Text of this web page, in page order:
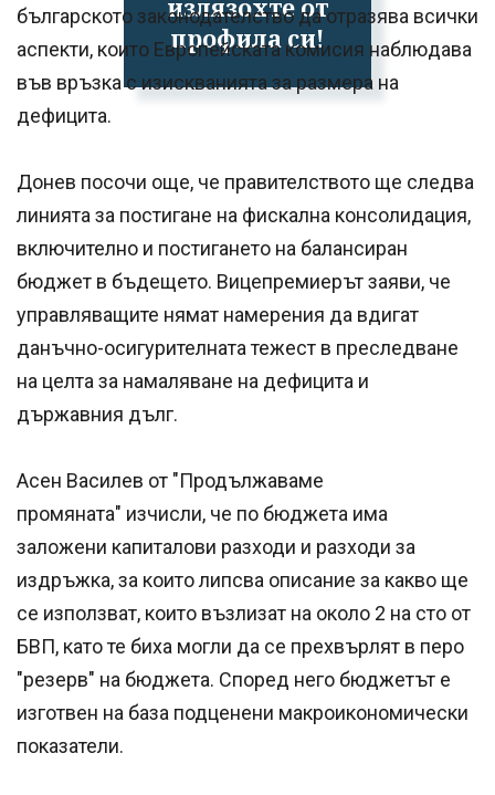
излязохте от
профила си!
българското законодателство да отразява всички
аспекти, които Европейската комисия наблюдава
във връзка с изискванията за размера на
дефицита.
Донев посочи още, че правителството ще следва
линията за постигане на фискална консолидация,
включително и постигането на балансиран
бюджет в бъдещето. Вицепремиерът заяви, че
управляващите нямат намерения да вдигат
данъчно-осигурителната тежест в преследване
на целта за намаляване на дефицита и
държавния дълг.
Асен Василев от "Продължаваме
промяната" изчисли, че по бюджета има
заложени капиталови разходи и разходи за
издръжка, за които липсва описание за какво ще
се използват, които възлизат на около 2 на сто от
БВП, като те биха могли да се прехвърлят в перо
"резерв" на бюджета. Според него бюджетът е
изготвен на база подценени макроикономически
показатели.